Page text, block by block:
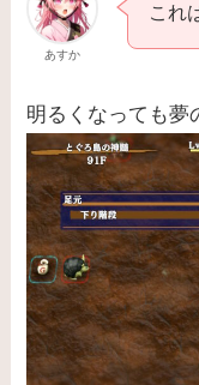
あすか
これ
明るくなっても夢